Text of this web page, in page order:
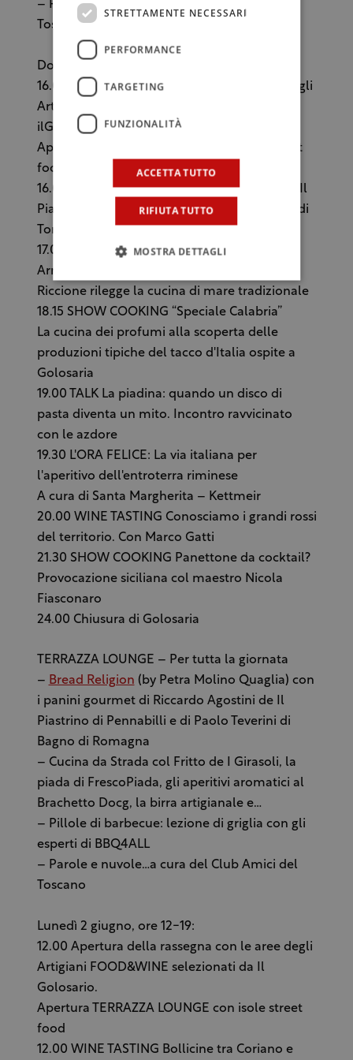
– Parole e nuvole…a cura del Club Amici del
Toscano
Domenica 1 giugno, ore 16-24:
16.00 Apertura della rassegna con le aree degli
Artigiani FOOD&WINE selezionati da
ilGolosario
Apertura TERRAZZA LOUNGE con isole street
food
16.00 SHOW COOKING Riccardo Agostini de Il
Piastrino di Pennabilli interpreta il territorio di
Tonino Guerra
17.00 SHOW COOKING “Povero è ricco”
Armando Cimbidhi, chef de Al pescatore di
Riccione rilegge la cucina di mare tradizionale
18.15 SHOW COOKING “Speciale Calabria”
La cucina dei profumi alla scoperta delle
produzioni tipiche del tacco d'Italia ospite a
Golosaria
19.00 TALK La piadina: quando un disco di
pasta diventa un mito. Incontro ravvicinato
con le azdore
19.30 L'ORA FELICE: La via italiana per
l'aperitivo dell'entroterra riminese
A cura di Santa Margherita – Kettmeir
20.00 WINE TASTING Conosciamo i grandi rossi
del territorio. Con Marco Gatti
21.30 SHOW COOKING Panettone da cocktail?
Provocazione siciliana col maestro Nicola
Fiasconaro
24.00 Chiusura di Golosaria
TERRAZZA LOUNGE – Per tutta la giornata
– Bread Religion (by Petra Molino Quaglia) con
i panini gourmet di Riccardo Agostini de Il
Piastrino di Pennabilli e di Paolo Teverini di
Bagno di Romagna
– Cucina da Strada col Fritto de I Girasoli, la
piada di FrescoPiada, gli aperitivi aromatici al
Brachetto Docg, la birra artigianale e…
– Pillole di barbecue: lezione di griglia con gli
esperti di BBQ4ALL
– Parole e nuvole…a cura del Club Amici del
Toscano
Lunedì 2 giugno, ore 12-19:
12.00 Apertura della rassegna con le aree degli
Artigiani FOOD&WINE selezionati da Il
Golosario.
Apertura TERRAZZA LOUNGE con isole street
food
12.00 WINE TASTING Bollicine tra Coriano e
STRETTAMENTE NECESSARI
PERFORMANCE
TARGETING
FUNZIONALITÀ
ACCETTA TUTTO
RIFIUTA TUTTO
MOSTRA DETTAGLI